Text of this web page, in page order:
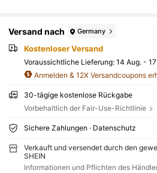
Versand nach Germany
Kostenloser Versand
Voraussichtliche Lieferung: 14 Aug. -
Anmelden & 12X Versandcoupons
30-tägige kostenlose Rückgabe
Vorbehaltlich der Fair-Use-Richtlinie
Sichere Zahlungen · Datenschutz
Verkauft und versendet durch den
SHEIN
Informationen und Pflichten des